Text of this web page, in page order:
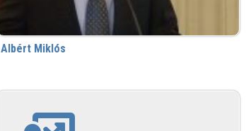
Albért Miklós